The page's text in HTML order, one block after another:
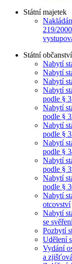
Státní majetek
219/
Státní občanství
Nabytí
Nabytí
Nabytí
Nabytí
podle §
Nabytí
podle §
Nabytí
podle §
Nabytí
podle §
Nabytí
podle §
Nabytí
podle §
Nabytí
otcovství
Nabytí
se
Pozbytí
Udělení
Vydání
a